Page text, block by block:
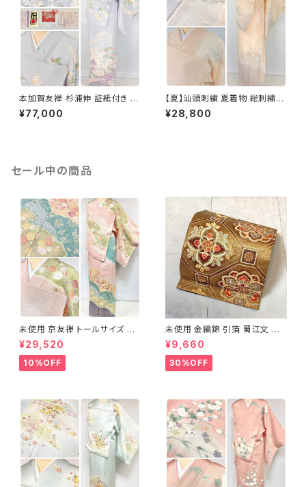
本加賀友禅 杉浦伸 証紙付き 訪
問着 花柄 正絹 紫 白 パステル
白菫色 1080
¥77,000
【夏】汕頭刺繍 夏着物 総刺繍
絽 訪問着 正絹 オレンジ サーモ
ンピンク 水色 1243
¥28,800
セール中の商品
未使用 京友禅 トールサイズ 染
め分け 金彩 訪問着 袷 正絹 ピ
ンク 黄緑 紫 黄色 1438
¥29,520
10%OFF
未使用 金繍錦 引箔 蜀江文 唐
織 華紋 袋帯 正絹 金糸 ゴール
ド 赤 紫 710
¥9,660
30%OFF